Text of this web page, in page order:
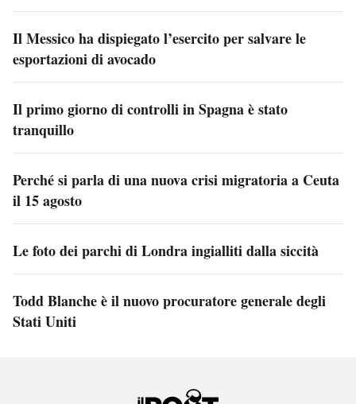
Il Messico ha dispiegato l’esercito per salvare le
esportazioni di avocado
Il primo giorno di controlli in Spagna è stato
tranquillo
Perché si parla di una nuova crisi migratoria a Ceuta
il 15 agosto
Le foto dei parchi di Londra ingialliti dalla siccità
Todd Blanche è il nuovo procuratore generale degli
Stati Uniti